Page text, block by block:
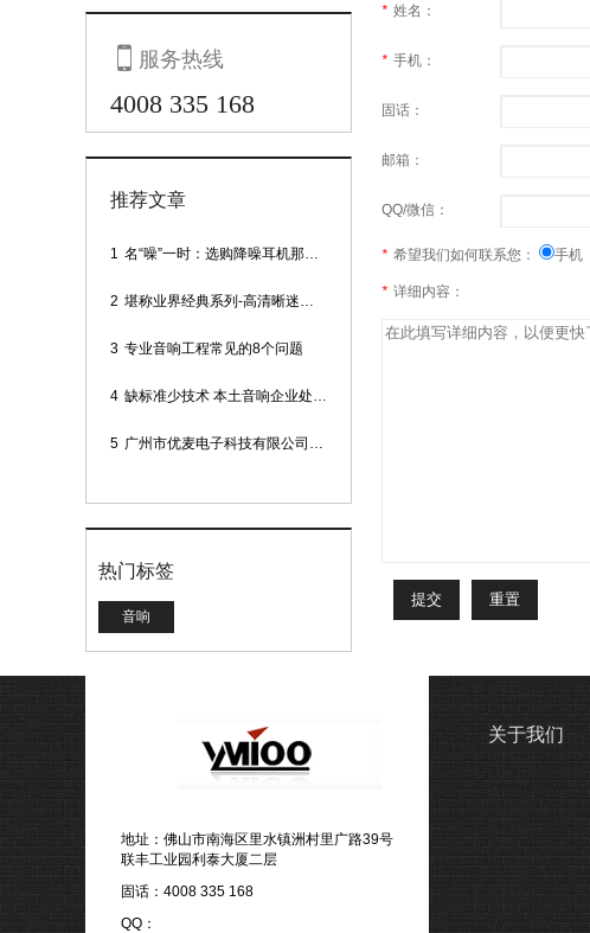
 服务热线
4008 335 168
推荐文章
1 名“噪”一时：选购降噪耳机那些事
2 堪称业界经典系列-高清晰迷你型头戴话筒
3 专业音响工程常见的8个问题
4 缺标准少技术 本土音响企业处境尴尬
5 广州市优麦电子科技有限公司网站正式上线！
热门标签
音响
* 姓名：
* 手机：
固话：
邮箱：
QQ/微信：
* 希望我们如何联系您： 手机
* 详细内容：
地址：佛山市南海区里水镇洲村里广路39号
联丰工业园利泰大厦二层
固话：4008 335 168
QQ：
关于我们